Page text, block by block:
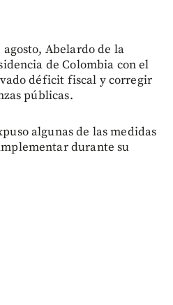
agosto, Abelardo de la
de Colombia con el
déficit fiscal y corregir
públicas.
algunas de las medidas
durante su